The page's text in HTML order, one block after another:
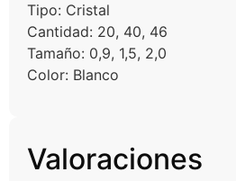
Tipo: Cristal
Cantidad: 20, 40, 46
Tamaño: 0,9, 1,5, 2,0
Color: Blanco
Valoraciones